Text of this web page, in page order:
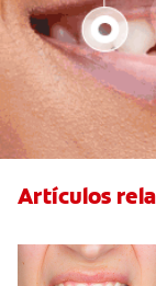
Artículos